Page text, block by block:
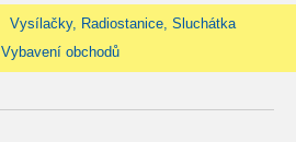
Vysílačky, Radiostanice, Sluchátka
Vybavení obchodů